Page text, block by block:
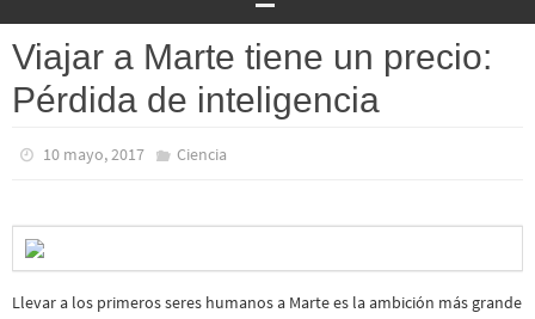
Viajar a Marte tiene un precio:
Pérdida de inteligencia
10 mayo, 2017 Ciencia
Llevar a los primeros seres humanos a Marte es la ambición más grande